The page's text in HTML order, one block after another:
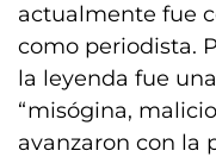
actualmente fue
como periodista.
la leyenda fue
“misógina,
avanzaron con la